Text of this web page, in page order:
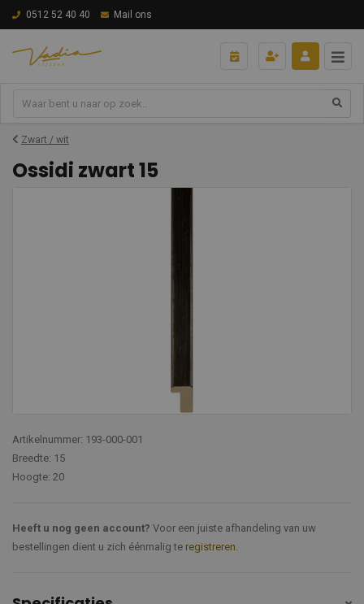
0512 52 40 40 Mail ons
Zwart / wit
Ossidi zwart 15
Artikelnummer: 193-000-001
Breedte: 15
Hoogte: 20
Heeft u nog geen account? Voor een juiste afhandeling van uw
bestellingen dient u zich éénmalig te registreren.